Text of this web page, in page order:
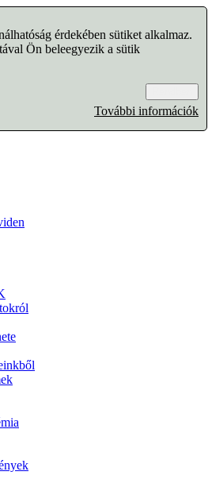
érdekében sütiket alkalmaz.
Ön beleegyezik a sütik
További információk